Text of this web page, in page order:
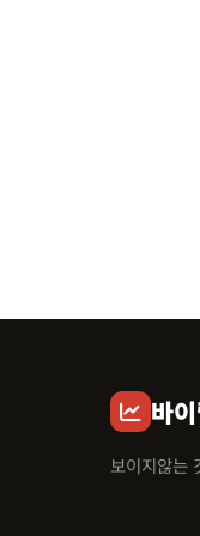
바
보이지않는